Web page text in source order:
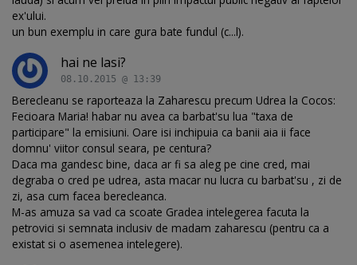
ex'ului.
un bun exemplu in care gura bate fundul (c...l).
hai ne lasi?
08.10.2015 @ 13:39
Berecleanu se raporteaza la Zaharescu precum Udrea la Cocos:
Fecioara Maria! habar nu avea ca barbat'su lua "taxa de
participare" la emisiuni. Oare isi inchipuia ca banii aia ii face
domnu' viitor consul seara, pe centura?
Daca ma gandesc bine, daca ar fi sa aleg pe cine cred, mai
degraba o cred pe udrea, asta macar nu lucra cu barbat'su , zi de
zi, asa cum facea berecleanca.
M-as amuza sa vad ca scoate Gradea intelegerea facuta la
petrovici si semnata inclusiv de madam zaharescu (pentru ca a
existat si o asemenea intelegere).